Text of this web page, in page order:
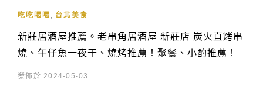
吃吃喝喝 台北美食
新莊居酒屋推薦。老串角居酒屋 新莊店 炭火直烤串
燒、午仔魚一夜干、燒烤推薦！聚餐、小酌推薦！
發佈於 2024-05-03